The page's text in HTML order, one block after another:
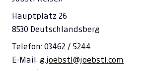
Hauptplatz 26
8530 Deutschlandsberg
Telefon: 03462 / 5244
E-Mail: g.joebstl@joebstl.com